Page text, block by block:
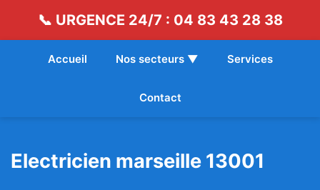
📞 URGENCE 24/7 : 04 83 43 28 38
Accueil Nos secteurs ▼ Services
Contact
Electricien marseille 13001